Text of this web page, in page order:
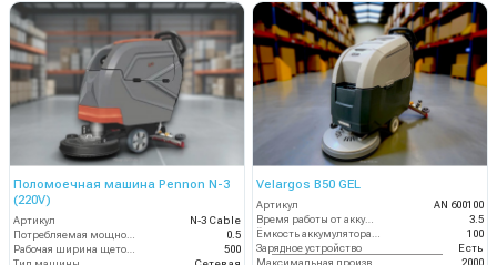
Поломоечная машина Pennon N-3
(220V)
Артикул
N-3 Cable
0.5
500
Velargos B50 GEL
Артикул
AN 600100
Время работы от аккумуляторов (ч)
3.5
100
Зарядное устройство
Есть
2000